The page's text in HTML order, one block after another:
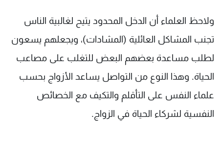
ولاحظ العلماء أن الدخل المحدود يتيح لغالبية الناس
تجنب المشاكل العائلية (المشادات)، ويجعلهم يسعون
لطلب مساعدة بعضهم البعض للتغلب على مصاعب
الحياة. وهذا النوع من التواصل يساعد الأزواج بحسب
علماء النفس على التأقلم والتكيف مع الخصائص
النفسية لشركاء الحياة في الزواج.